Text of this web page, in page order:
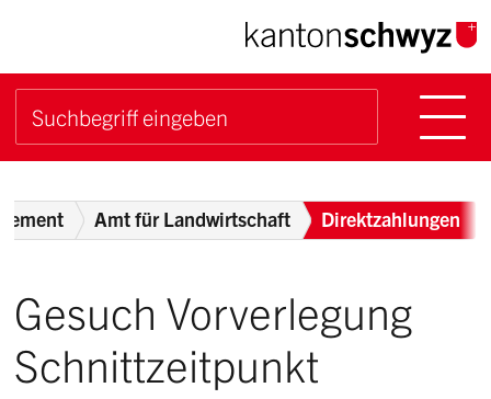
Navigieren im Kanton
Schnellnavigation
Suchbegriff
Breadcrumb
Amt für Landwirtschaft Direktzahlungen
Gesuch Vorverlegung
Schnittzeitpunkt